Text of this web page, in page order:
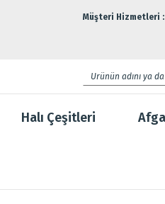
Müşteri Hizmetleri
Halı Çeşitleri